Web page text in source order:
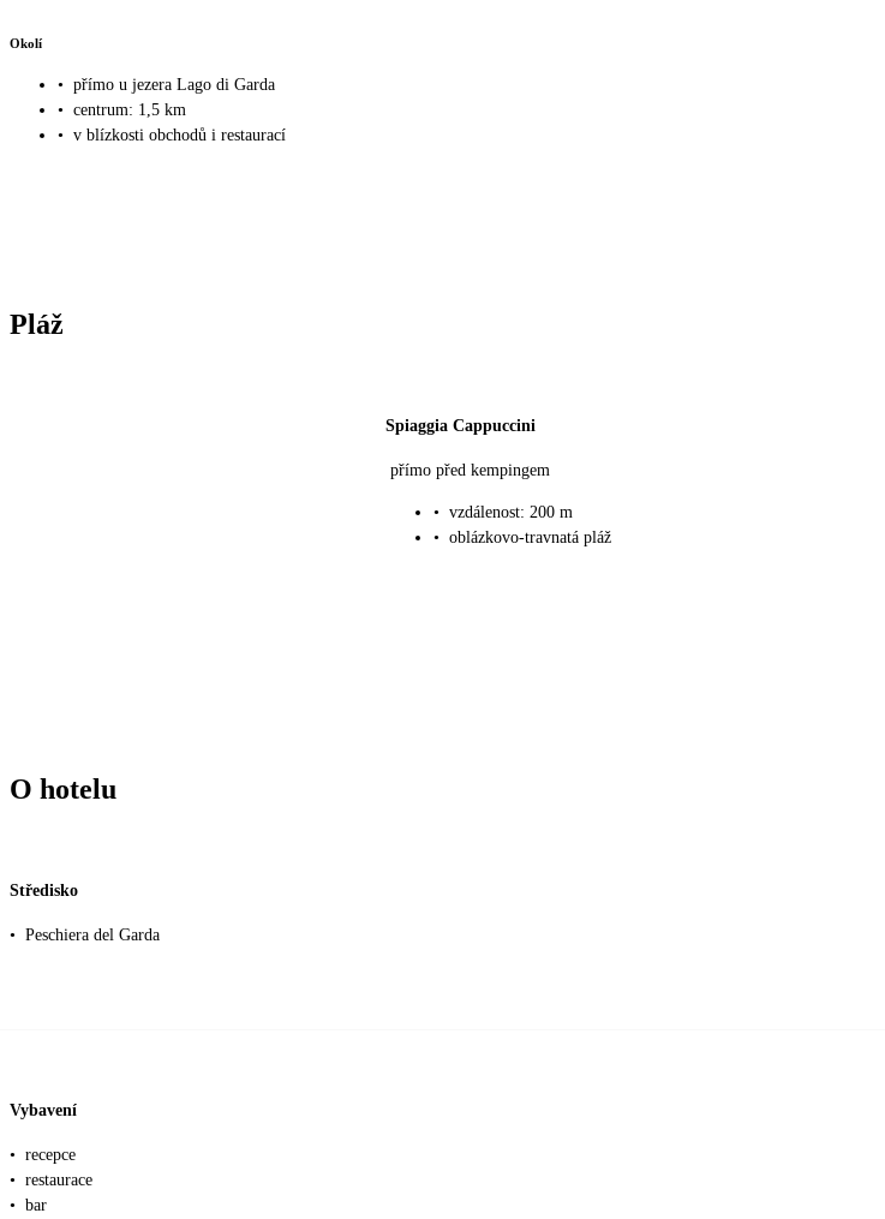
Okolí
• přímo u jezera Lago di Garda
• centrum: 1,5 km
• v blízkosti obchodů i restaurací
Pláž
Spiaggia Cappuccini
přímo před kempingem
• vzdálenost: 200 m
• oblázkovo-travnatá pláž
O hotelu
Středisko
• Peschiera del Garda
Vybavení
• recepce
• restaurace
• bar